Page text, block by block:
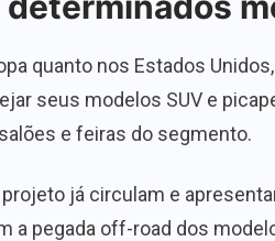
quanto nos Estados
seus modelos SUV e
e feiras do segmento.
já circulam e
a pegada off-road dos